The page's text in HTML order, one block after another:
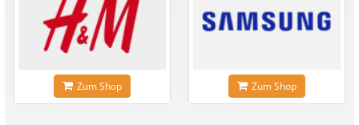
Zum Shop Zum Shop